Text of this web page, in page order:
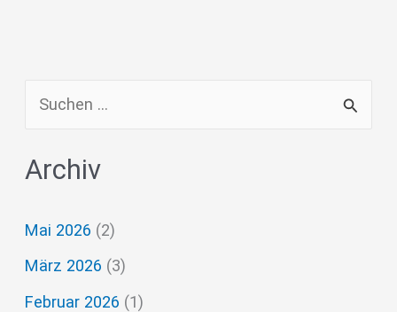
c
e
n
n
Archiv
Mai 2026 (2)
März 2026 (3)
Februar 2026 (1)